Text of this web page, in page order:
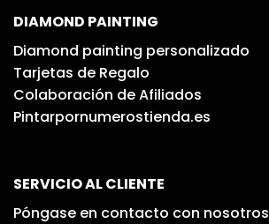
DIAMOND PAINTING
Diamond painting personalizado
Tarjetas de Regalo
Colaboración de Afiliados
Pintarpornumerostienda.es
SERVICIO AL CLIENTE
Póngase en contacto con nosotros